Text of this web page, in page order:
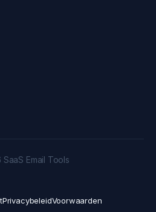
Email Tools
PrivacybeleidVoorwaarden